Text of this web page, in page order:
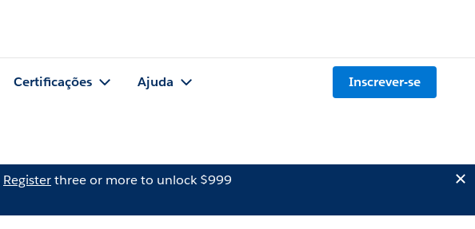
Certificações Ajuda Inscrever-se
Registerthree or more to unlock $999